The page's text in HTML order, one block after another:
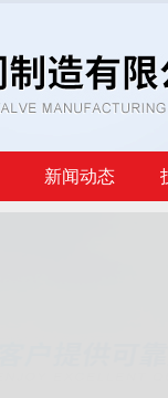
新闻动态